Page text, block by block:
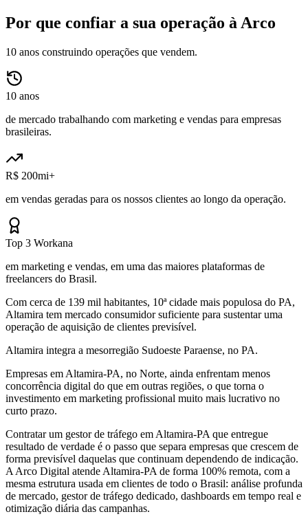
Por que confiar a sua operação à Arco
10 anos construindo operações que vendem.
10 anos
de mercado trabalhando com marketing e vendas para empresas
brasileiras.
R$ 200mi+
em vendas geradas para os nossos clientes ao longo da operação.
Top 3 Workana
em marketing e vendas, em uma das maiores plataformas de
freelancers do Brasil.
Com cerca de 139 mil habitantes, 10ª cidade mais populosa do PA,
Altamira tem mercado consumidor suficiente para sustentar uma
operação de aquisição de clientes previsível.
Altamira integra a mesorregião Sudoeste Paraense, no PA.
Empresas em Altamira-PA, no Norte, ainda enfrentam menos
concorrência digital do que em outras regiões, o que torna o
investimento em marketing profissional muito mais lucrativo no
curto prazo.
Contratar um gestor de tráfego em Altamira-PA que entregue
resultado de verdade é o passo que separa empresas que crescem de
forma previsível daquelas que continuam dependendo de indicação.
A Arco Digital atende Altamira-PA de forma 100% remota, com a
mesma estrutura usada em clientes de todo o Brasil: análise profunda
de mercado, gestor de tráfego dedicado, dashboards em tempo real e
otimização diária das campanhas.